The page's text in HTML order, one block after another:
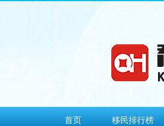
首页 移民排行榜